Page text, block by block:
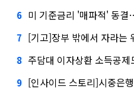
6 미 기준금리 '매파적' 동
7 [기고]장부 밖에서 자라는
8 주담대 이자상환 소득공
9 [인사이드 스토리]시중은행과